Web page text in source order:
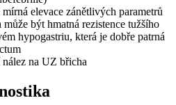
elevace zánětlivých parametrů
být hmatná rezistence tužšího
hypogastriu, která je dobře patrná
na UZ břicha